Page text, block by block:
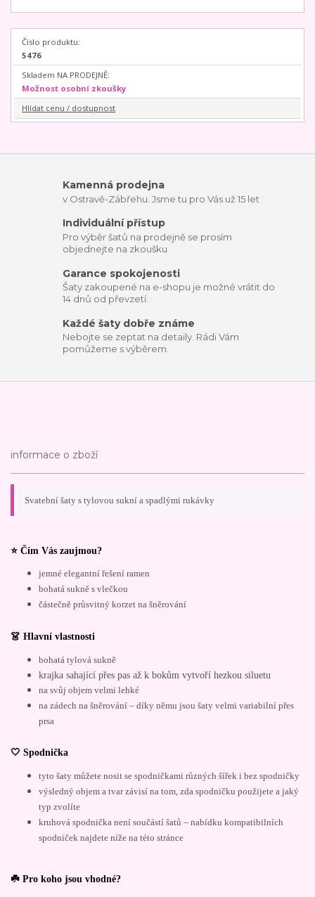
Číslo produktu:
5476
Skladem NA PRODEJNĚ:
Možnost osobní zkoušky
Hlídat cenu / dostupnost
Kamenná prodejna
v Ostravě-Zábřehu. Jsme tu pro Vás už 15 let
Individuální přístup
Pro výběr šatů na prodejně se prosím
objednejte na zkoušku
Garance spokojenosti
Šaty zakoupené na e-shopu je možné vrátit do
14 dnů od převzetí.
Každé šaty dobře známe
Nebojte se zeptat na detaily. Rádi Vám
pomůžeme s výběrem.
informace o zboží
Svatební šaty s tylovou sukní a spadlými rukávky
⭐ Čím Vás zaujmou?
jemné elegantní řešení ramen
bohatá sukně s vlečkou
částečně průsvitný korzet na šněrování
👗 Hlavní vlastnosti
bohatá tylová sukně
krajka sahající přes pas až k bokům vytvoří hezkou siluetu
na svůj objem velmi lehké
na zádech na šněrování – díky němu jsou šaty velmi variabilní přes
prsa
🤍 Spodnička
tyto šaty můžete nosit se spodničkami různých šířek i bez spodničky
výsledný objem a tvar závisí na tom, zda spodničku použijete a jaký
typ zvolíte
kruhová spodnička není součástí šatů – nabídku kompatibilních
spodniček najdete níže na této stránce
☘️ Pro koho jsou vhodné?